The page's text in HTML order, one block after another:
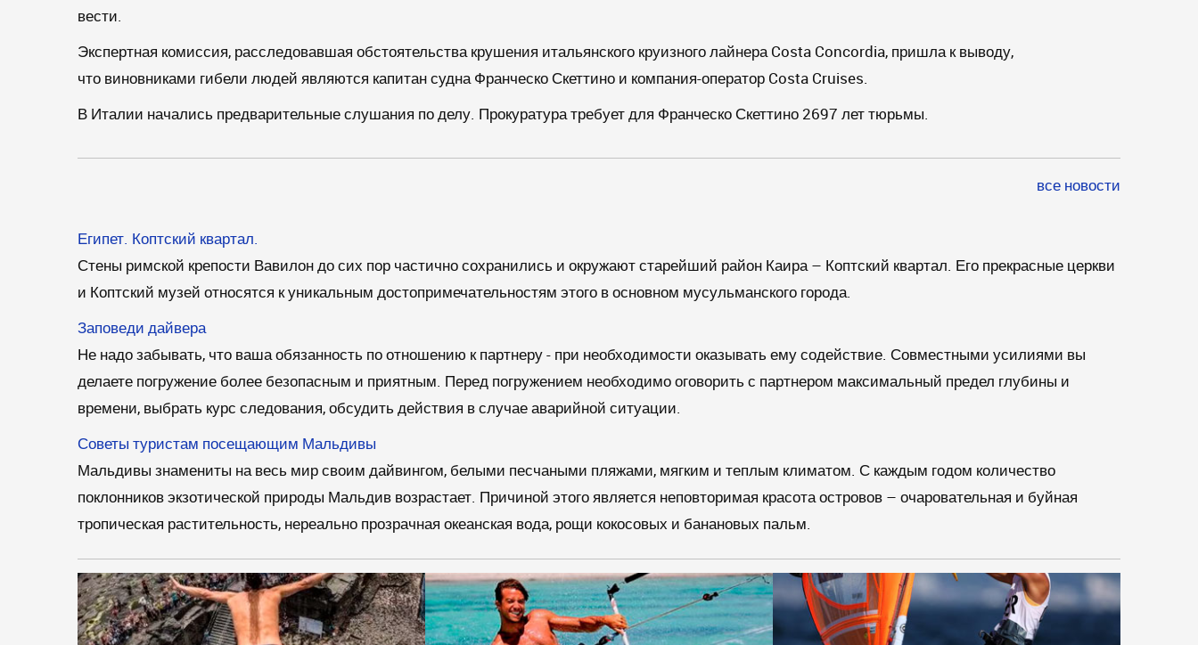
вести.
Экспертная комиссия, расследовавшая обстоятельства крушения итальянского круизного лайнера Costa Concordia, пришла к выводу,
что виновниками гибели людей являются капитан судна Франческо Скеттино и компания-оператор Costa Cruises.
В Италии начались предварительные слушания по делу. Прокуратура требует для Франческо Скеттино 2697 лет тюрьмы.
все новости
Египет. Коптский квартал.
Стены римской крепости Вавилон до сих пор частично сохранились и окружают старейший район Каира – Коптский квартал. Его прекрасные церкви
и Коптский музей относятся к уникальным достопримечательностям этого в основном мусульманского города.
Заповеди дайвера
Не надо забывать, что ваша обязанность по отношению к партнеру - при необходимости оказывать ему содействие. Совместными усилиями вы
делаете погружение более безопасным и приятным. Перед погружением необходимо оговорить с партнером максимальный предел глубины и
времени, выбрать курс следования, обсудить действия в случае аварийной ситуации.
Советы туристам посещающим Мальдивы
Мальдивы знамениты на весь мир своим дайвингом, белыми песчаными пляжами, мягким и теплым климатом. С каждым годом количество
поклонников экзотической природы Мальдив возрастает. Причиной этого является неповторимая красота островов – очаровательная и буйная
тропическая растительность, нереально прозрачная океанская вода, рощи кокосовых и банановых пальм.